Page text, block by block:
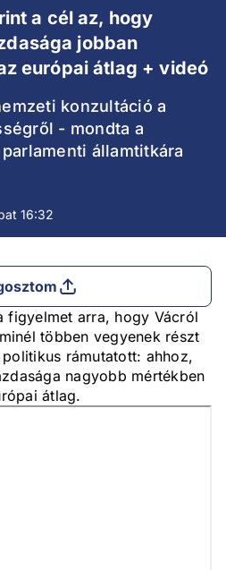
a cél az, hogy
jobban
európai átlag + videó
konzultáció a
- mondta a
államtitkára
16:32
figyelmet arra, hogy Vácról
többen vegyenek részt
rámutatott: ahhoz,
nagyobb mértékben
átlag.